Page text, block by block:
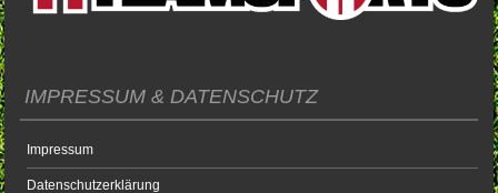
IMPRESSUM & DATENSCHUTZ
Impressum
Datenschutzerklärung